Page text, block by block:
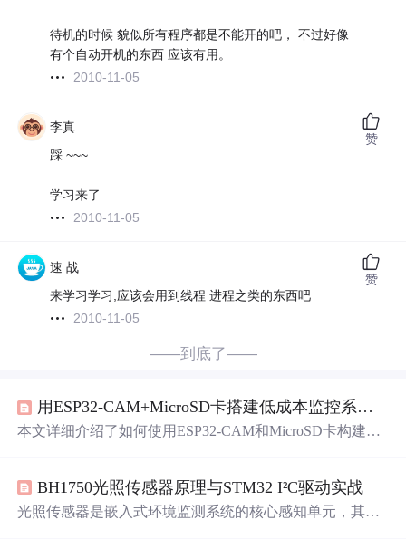
待机的时候 貌似所有程序都是不能开的吧， 不过好像
有个自动开机的东西 应该有用。
2010-11-05
李真
踩 ~~~
学习来了
2010-11-05
赞
速 战
来学习学习,应该会用到线程 进程之类的东西吧
2010-11-05
赞
——到底了——
用ESP32-CAM+MicroSD卡搭建低成本监控系统：自动保存异常画面到存储卡
本文详细介绍了如何使用ESP32-CAM和MicroSD卡构建一
备断电续存和循环覆盖功能。文章从硬件选型、核心代
码、存储管理、功耗优化到网络功能，提供了完整的实战
BH1750光照传感器原理与STM32 I²C驱动实战
光照传感器是嵌入式环境监测系统的核心感知单元，其本